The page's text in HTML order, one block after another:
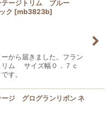
ージトリム ブルー
ク [mb3823b]
から届きました。フラン
リム サイズ幅０．７ｃ
す。
ージ グログランリボン ネ